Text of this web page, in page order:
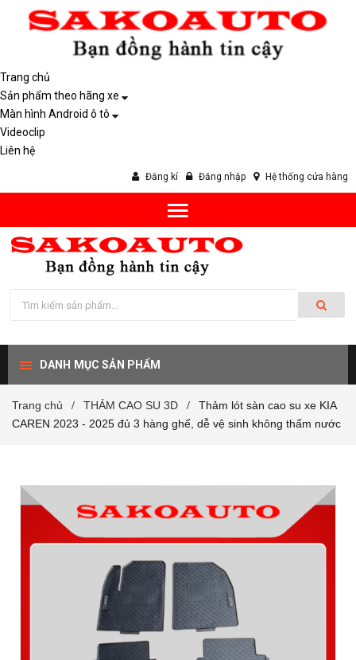
Trang chủ
Sản phẩm theo hãng xe
Màn hình Android ô tô
Videoclip
Liên hệ
Đăng kí Đăng nhập Hệ thống cửa hàng
DANH MỤC SẢN PHẨM
Trang chủ / THẢM CAO SU 3D /
Thảm lót sàn cao su xe KIA
CAREN 2023 - 2025 đủ 3 hàng ghế, dễ vệ sinh không thấm nước